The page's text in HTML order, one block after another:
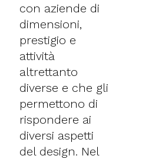
con aziende di
dimensioni,
prestigio e
attività
altrettanto
diverse e che gli
permettono di
rispondere ai
diversi aspetti
del design. Nel